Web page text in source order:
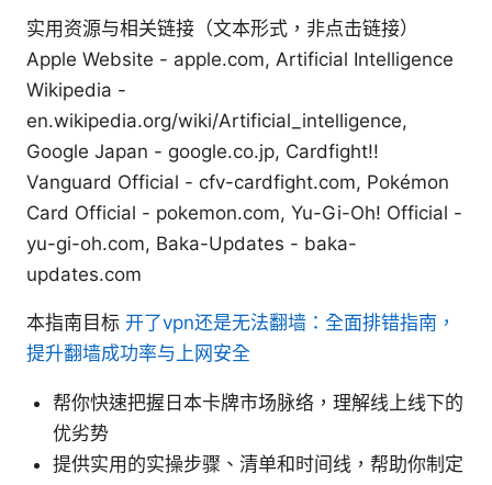
实用资源与相关链接（文本形式，非点击链接）
Apple Website - apple.com, Artificial Intelligence
Wikipedia -
en.wikipedia.org/wiki/Artificial_intelligence,
Google Japan - google.co.jp, Cardfight!!
Vanguard Official - cfv-cardfight.com, Pokémon
Card Official - pokemon.com, Yu-Gi-Oh! Official -
yu-gi-oh.com, Baka-Updates - baka-
updates.com
本指南目标 开了vpn还是无法翻墙：全面排错指南，
提升翻墙成功率与上网安全
帮你快速把握日本卡牌市场脉络，理解线上线下的
优劣势
提供实用的实操步骤、清单和时间线，帮助你制定